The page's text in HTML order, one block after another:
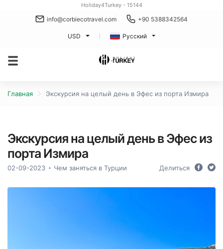
Holiday4Turkey - 15144
info@corbiecotravel.com +90 5388342564
USD Русский
Главная Экскурсия на целый день в Эфес из порта Измира
Экскурсия на целый день в Эфес из
порта Измира
02-09-2023 Чем заняться в Турции Делиться